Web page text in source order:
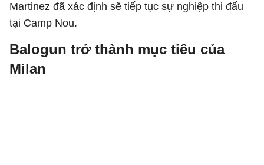
Martinez đã xác định sẽ tiếp tục sự nghiệp thi đấu
tại Camp Nou.
Balogun trở thành mục tiêu của
Milan